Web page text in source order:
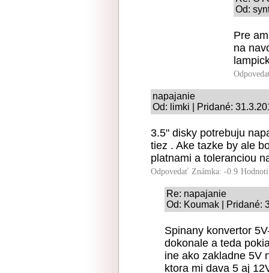
Od:
Pre
na
napajanie
Od: limki | Pridané:
3.5" disky potrebuju
tiez . Ake tazke by ale
platnami a toleranciou
Odpovedať Známka: -0.9
Re: napajanie
Od: Koumak | Pridané:
Spinany konvertor
dokonale a teda
ine ako zakladne 5V
ktora mi dava 5 aj